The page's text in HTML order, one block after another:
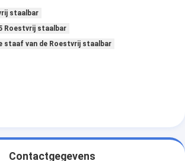
staalbar
Roestvrij staalbar
staaf van de Roestvrij staalbar
Contactgegevens